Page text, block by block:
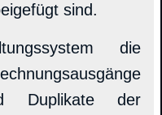
sind.
die
Duplikate der